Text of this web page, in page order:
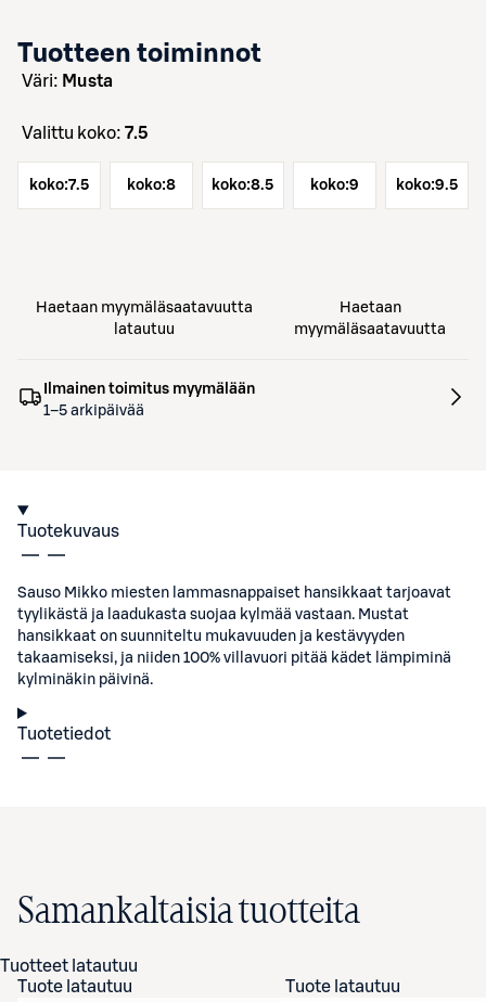
Tuotteen toiminnot
väri: Musta
Valittu koko: 7.5
koko:7.5 koko:8 koko:8.5 koko:9 koko:9.5
Haetaan myymäläsaatavuutta
latautuu
Haetaan
myymäläsaatavuutta
Ilmainen toimitus myymälään
1–5 arkipäivää
Tuotekuvaus
Sauso Mikko miesten lammasnappaiset hansikkaat tarjoavat
tyylikästä ja laadukasta suojaa kylmää vastaan. Mustat
hansikkaat on suunniteltu mukavuuden ja kestävyyden
takaamiseksi, ja niiden 100% villavuori pitää kädet lämpiminä
kylminäkin päivinä.
Tuotetiedot
Samankaltaisia tuotteita
Tuotteet latautuu
Tuote latautuu
Tuote latautuu